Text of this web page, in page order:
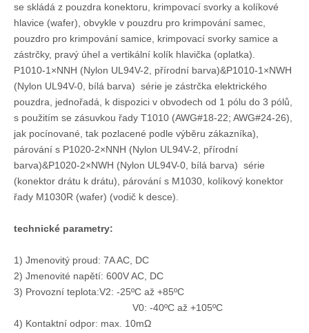
se skládá z pouzdra konektoru, krimpovací svorky a kolíkové
hlavice (wafer), obvykle v pouzdru pro krimpování samec,
pouzdro pro krimpování samice, krimpovací svorky samice a
zástrčky, pravý úhel a vertikální kolík hlavička (oplatka).
P1010-1×NNH (Nylon UL94V-2, přírodní barva)&P1010-1×NWH
(Nylon UL94V-0, bílá barva) série je zástrčka elektrického
pouzdra, jednořadá, k dispozici v obvodech od 1 pólu do 3 pólů,
s použitím se zásuvkou řady T1010 (AWG#18-22; AWG#24-26),
jak pocínované, tak pozlacené podle výběru zákazníka),
párování s P1020-2×NNH (Nylon UL94V-2, přírodní
barva)&P1020-2×NWH (Nylon UL94V-0, bílá barva) série
(konektor drátu k drátu), párování s M1030, kolíkový konektor
řady M1030R (wafer) (vodič k desce).
technické parametry:
1) Jmenovitý proud: 7A AC, DC
2) Jmenovité napětí: 600V AC, DC
3) Provozní teplota:V2: -25ºC až +85ºC
V0: -40ºC až +105ºC
4) Kontaktní odpor: max. 10mΩ